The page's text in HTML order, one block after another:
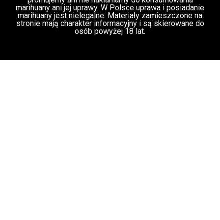
Świat Medycznej Marihuany
Świat
Prawa i legalizacji marihuany
Świat
03 lip, 2026
Palka, prezes Panaceum Cannmed [VIDEO]